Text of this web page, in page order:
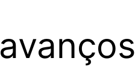
avanços